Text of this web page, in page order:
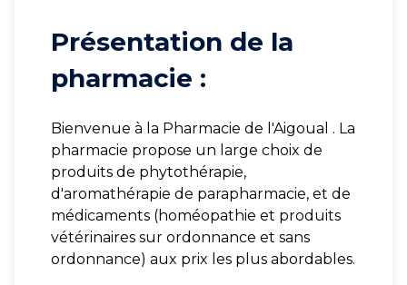
Présentation de la
pharmacie :
Bienvenue à la Pharmacie de l'Aigoual . La
pharmacie propose un large choix de
produits de phytothérapie,
d'aromathérapie de parapharmacie, et de
médicaments (homéopathie et produits
vétérinaires sur ordonnance et sans
ordonnance) aux prix les plus abordables.